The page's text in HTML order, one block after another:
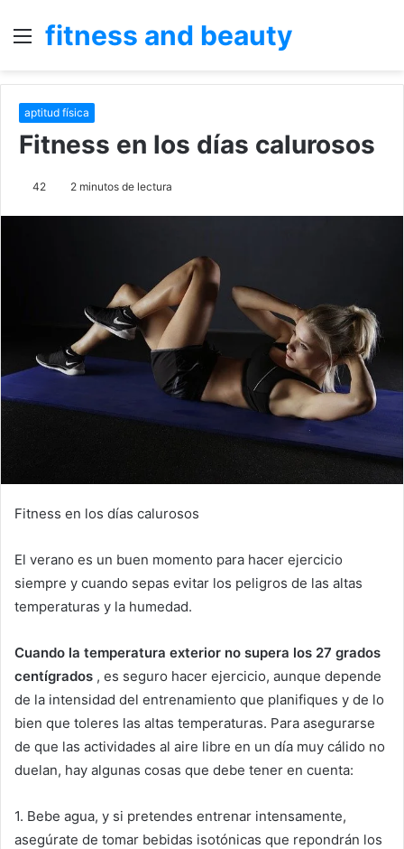
Menú
fitness and beauty
aptitud física
Fitness en los días calurosos
42 2 minutos de lectura
Fitness en los días calurosos
El verano es un buen momento para hacer ejercicio
siempre y cuando sepas evitar los peligros de las altas
temperaturas y la humedad.
Cuando la temperatura exterior no supera los 27 grados
centígrados , es seguro hacer ejercicio, aunque depende
de la intensidad del entrenamiento que planifiques y de lo
bien que toleres las altas temperaturas. Para asegurarse
de que las actividades al aire libre en un día muy cálido no
duelan, hay algunas cosas que debe tener en cuenta:
1. Bebe agua, y si pretendes entrenar intensamente,
asegúrate de tomar bebidas isotónicas que repondrán los